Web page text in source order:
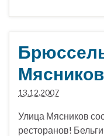
13.12.2007
Улица Мясников
ресторанов!